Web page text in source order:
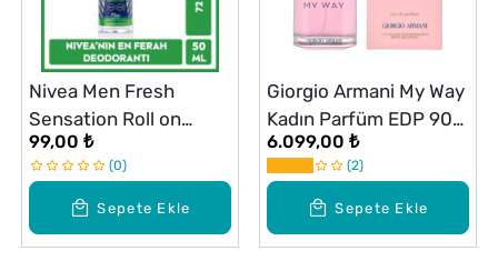
Sepete Ekle
Nivea Men Fresh
Sensation Roll on
Deodorant 50 ml 72
Saat Anti-perspirant
Koruma
99,00 ₺
0
Sepete Ekle
Giorgio Armani My Way
Kadın Parfüm EDP 90
ml
6.099,00 ₺
2